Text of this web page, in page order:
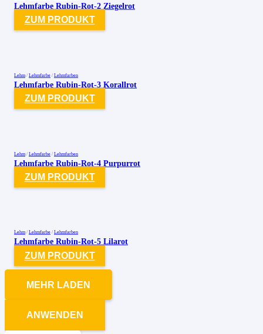
Lehmfarbe Rubin-Rot-2 Ziegelrot
ZUM PRODUKT
Lehm / Lehmfarbe / Lehmfarben
Lehmfarbe Rubin-Rot-3 Korallrot
ZUM PRODUKT
Lehm / Lehmfarbe / Lehmfarben
Lehmfarbe Rubin-Rot-4 Purpurrot
ZUM PRODUKT
Lehm / Lehmfarbe / Lehmfarben
Lehmfarbe Rubin-Rot-5 Lilarot
ZUM PRODUKT
MEHR LADEN
ANWENDEN